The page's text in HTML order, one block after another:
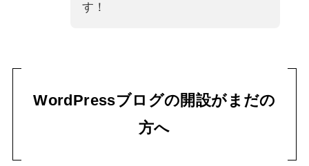
す！
WordPressブログの開設がまだの
方へ